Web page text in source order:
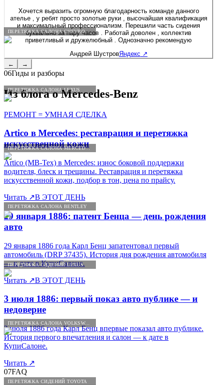
ПЕРЕТЯЖКА САЛОНА CHEVROLET
ПЕРЕТЯЖКА САЛОНА LEXUS
ПЕРЕТЯЖКА САЛОНА MERCEDES-BENZ
ПЕРЕТЯЖКА САЛОНА BENTLEY
ПЕРЕТЯЖКА СИДЕНИЙ LEXUS
ПЕРЕТЯЖКА САЛОНА VOLKSWAGEN
ПЕРЕТЯЖКА СИДЕНИЙ TOYOTA
Хочется выразить огромную благодарность команде данного
ателье , у ребят просто золотые руки , высочайшая квалификация
и максимальный профессионализм. Перешили часть сидения
буквально за пару часов . Работай доволен , коллектив
приветливый и дружелюбный . Однозначно рекомендую
Андрей ШустровЯндекс ↗
←
→
06Гиды и разборы
Из блога оMercedes-Benz
РЕМОНТ = УМНАЯ СДЕЛКА
Artico в Mercedes: реставрация и перетяжка
искусственной кожи
Artico (MB-Tex) в Mercedes: износ боковой поддержки
водителя, блеск и трещины. Реставрация и перетяжка
искусственной кожи, подбор в тон, цена по прайсу.
Читать ↗В ЭТОТ ДЕНЬ
29 января 1886: патент Бенца — день рождения
авто
29 января 1886 года Карл Бенц запатентовал первый
автомобиль (DRP 37435). История дня рождения автомобиля
— к дате в КупиСалоне.
Читать ↗В ЭТОТ ДЕНЬ
3 июля 1886: первый показ авто публике — и
недоверие
3 июля 1886 года Карл Бенц впервые показал авто публике.
История первого впечатления и салон — к дате в
КупиСалоне.
Читать ↗
07FAQ